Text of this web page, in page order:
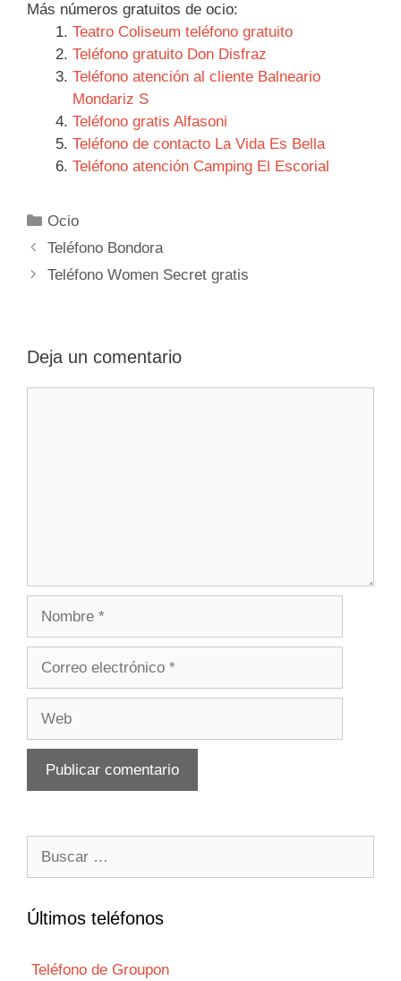
Más números gratuitos de ocio:
Teatro Coliseum teléfono gratuito
Teléfono gratuito Don Disfraz
Teléfono atención al cliente Balneario
Mondariz S
Teléfono gratis Alfasoni
Teléfono de contacto La Vida Es Bella
Teléfono atención Camping El Escorial
Categorías
Ocio
Navegación
de
Teléfono Bondora
Teléfono Women Secret gratis
Deja un comentario
Últimos teléfonos
Teléfono de Groupon